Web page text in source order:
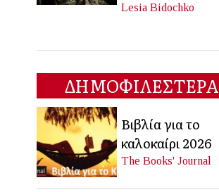
Lesia Bidochko
ΔΗΜΟΦΙΛΕΣΤΕΡΑ
Βιβλία για το
καλοκαίρι 2026
The Books' Journal